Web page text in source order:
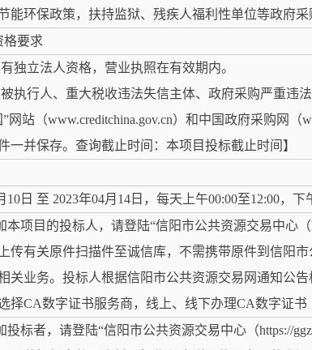
能环保政策，扶持监狱、残疾人福利性单位等政府采
格要求
独立法人资格，营业执照在有效期内。
执行人、重大税收违法失信主体、政府采购严重违
网站（www.creditchina.gov.cn）和中国政府采购网
一并保存。查询截止时间：本项目投标截止时间】
10日 至 2023年04月14日，每天上午00:00至12:00，
本项目的投标人，请登陆“信阳市公共资源交易中心
传有关原件扫描件至诚信库，不需携带原件到信阳
关业务。投标人根据信阳市公共资源交易网通知公
择CA数字证书服务商，线上、线下办理CA数字证书
投标者，请登陆“信阳市公共资源交易中心（https://